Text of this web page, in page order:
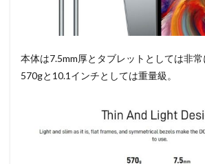
本体は7.5mm厚とタブレットとしては非
570gと10.1インチとしては重量級。